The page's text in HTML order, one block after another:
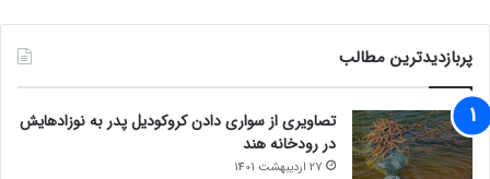
پربازدیدترین مطالب
تصاویری از سواری دادن کروکودیل پدر به نوزادهایش
در رودخانه هند
27 اردیبهشت 1401